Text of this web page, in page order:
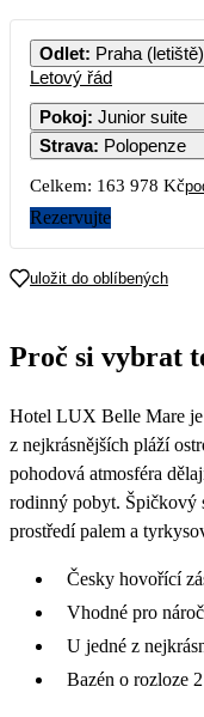
Odlet: Praha
Letový řád
Pokoj: Junior suite
Strava: Polopenze
Celkem: 163 978 Kč
Rezervujte
uložit do oblíbených
Proč si vybrat
Hotel LUX Belle Mare
z nejkrásnějších pláží
pohodová atmosféra
rodinný pobyt. Špičkový
prostředí palem a
Česky hovořící
Vhodné pro
U jedné z
Bazén o rozloze